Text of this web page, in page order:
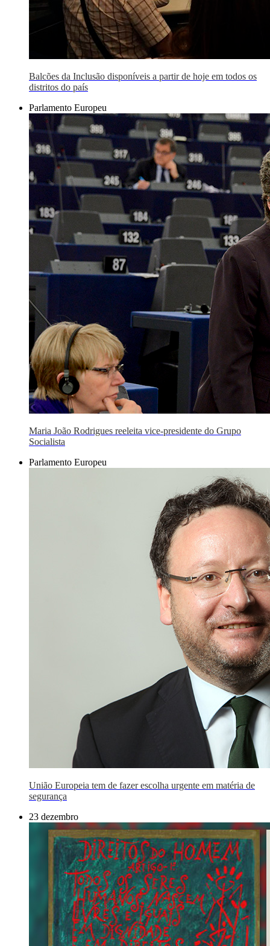
Balcões da Inclusão disponíveis a partir de hoje em todos os
distritos do país
Parlamento Europeu
Maria João Rodrigues reeleita vice-presidente do Grupo
Socialista
Parlamento Europeu
União Europeia tem de fazer escolha urgente em matéria de
segurança
23 dezembro